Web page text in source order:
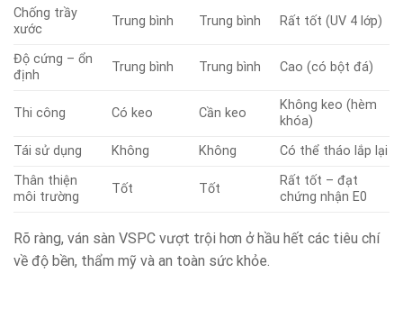
Chống trầy
xước
Trung bình Trung bình Rất tốt (UV 4 lớp)
Độ cứng – ổn
định
Trung bình Trung bình Cao (có bột đá)
Thi công Có keo Cần keo
Không keo (hèm
khóa)
Tái sử dụng
Không Không
Có thể tháo lắp lại
Thân thiện
môi trường
Tốt Tốt
Rất tốt – đạt
chứng nhận E0
Rõ ràng, ván sàn VSPC vượt trội hơn ở hầu hết các tiêu chí
về độ bền, thẩm mỹ và an toàn sức khỏe.